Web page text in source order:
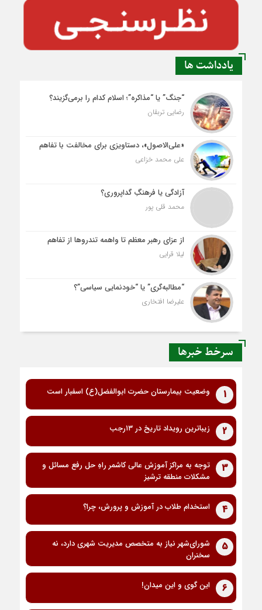
یادداشت ها
“جنگ” یا “مذاکره”؛ اسلام کدام را برمی‌گزیند؟
رضایی تربقان
«علی‌الاصول»، دستاویزی برای مخالفت با تفاهم
علی محمد خزاعی
آزادگی یا فرهنگِ گداپروری؟
محمد قلی پور
از عزای رهبر معظم تا واهمه تندروها از تفاهم
لیلا قرایی
“مطالبه‌گری” یا “خودنمایی سیاسی”؟
علیرضا افتخاری
سرخط خبرها
1 وضعیت بیمارستان حضرت ابوالفضل(ع) اسفبار است
2 زیباترین رویداد تاریخ در ۱۳رجب
3
توجه به مراکز آموزش عالی کاشمر راهِ حل رفع مسائل و
مشکلات منطقه ترشیز
4 استخدام طلاب در آموزش و پرورش، چرا؟
5
شورای‌شهر نیاز به متخصص مدیریت شهری دارد، نه
سخنران
6 این گوی و این میدان!